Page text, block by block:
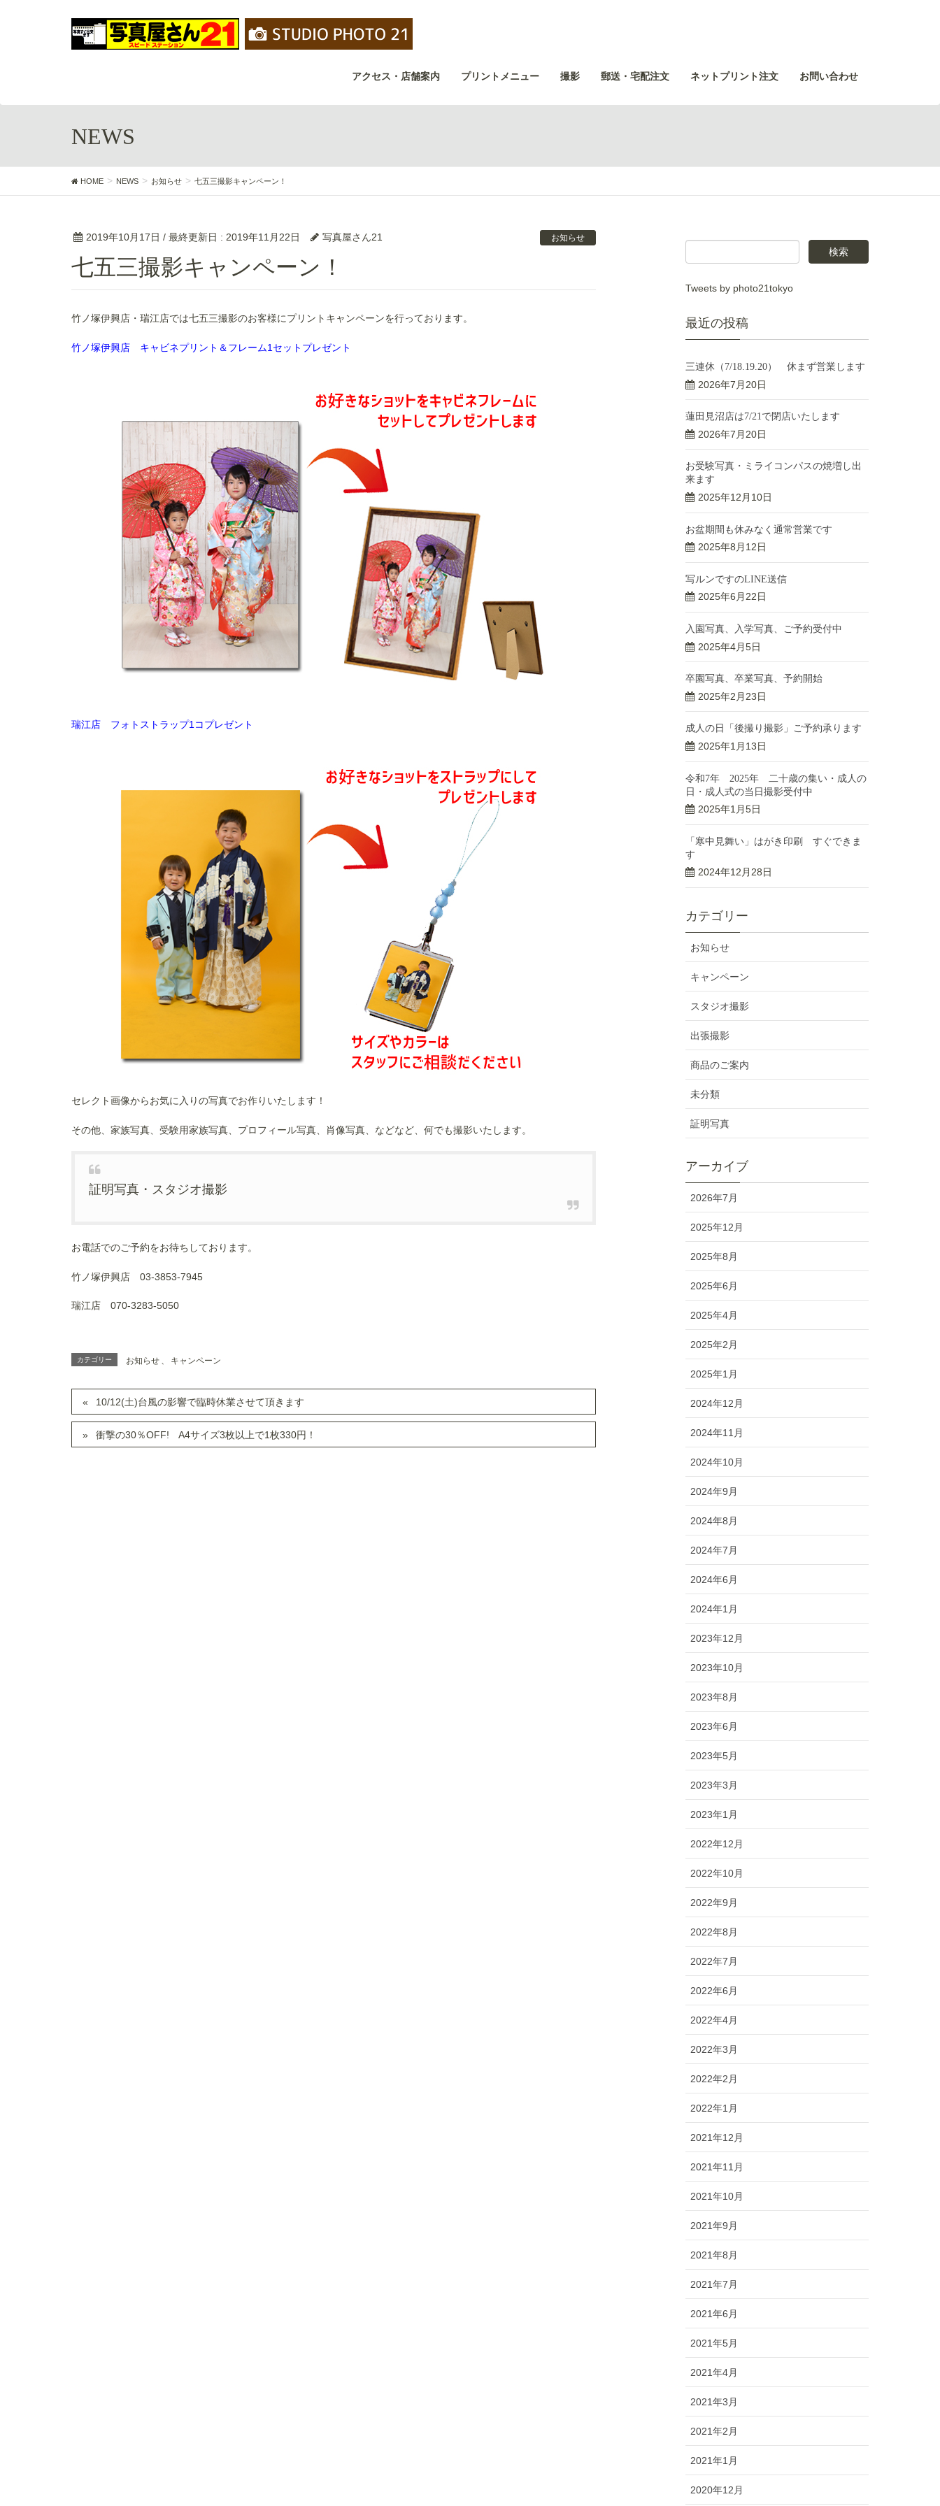
アクセス・店舗案内 プリントメニュー 撮影 郵送・宅配注文 ネットプリント注文 お問い合わせ
NEWS
HOME NEWS お知らせ 七五三撮影キャンペーン！
2019年10月17日 / 最終更新日 : 2019年11月22日 写真屋さん21 お知らせ
七五三撮影キャンペーン！
竹ノ塚伊興店・瑞江店では七五三撮影のお客様にプリントキャンペーンを行っております。
竹ノ塚伊興店 キャビネプリント＆フレーム1セットプレゼント
瑞江店 フォトストラップ1コプレゼント
セレクト画像からお気に入りの写真でお作りいたします！
その他、家族写真、受験用家族写真、プロフィール写真、肖像写真、などなど、何でも撮影いたします。
証明写真・スタジオ撮影
お電話でのご予約をお待ちしております。
竹ノ塚伊興店 03-3853-7945
瑞江店 070-3283-5050
カテゴリー お知らせ 、 キャンペーン
10/12(土)台風の影響で臨時休業させて頂きます
衝撃の30％OFF! A4サイズ3枚以上で1枚330円！
Tweets by photo21tokyo
最近の投稿
三連休（7/18.19.20） 休まず営業します
2026年7月20日
蓮田見沼店は7/21で閉店いたします
2026年7月20日
お受験写真・ミライコンパスの焼増し出
来ます
2025年12月10日
お盆期間も休みなく通常営業です
2025年8月12日
写ルンですのLINE送信
2025年6月22日
入園写真、入学写真、ご予約受付中
2025年4月5日
卒園写真、卒業写真、予約開始
2025年2月23日
成人の日「後撮り撮影」ご予約承ります
2025年1月13日
令和7年 2025年 二十歳の集い・成人の
日・成人式の当日撮影受付中
2025年1月5日
「寒中見舞い」はがき印刷 すぐできま
す
2024年12月28日
カテゴリー
お知らせ
キャンペーン
スタジオ撮影
出張撮影
商品のご案内
未分類
証明写真
アーカイブ
2026年7月
2025年12月
2025年8月
2025年6月
2025年4月
2025年2月
2025年1月
2024年12月
2024年11月
2024年10月
2024年9月
2024年8月
2024年7月
2024年6月
2024年1月
2023年12月
2023年10月
2023年8月
2023年6月
2023年5月
2023年3月
2023年1月
2022年12月
2022年10月
2022年9月
2022年8月
2022年7月
2022年6月
2022年4月
2022年3月
2022年2月
2022年1月
2021年12月
2021年11月
2021年10月
2021年9月
2021年8月
2021年7月
2021年6月
2021年5月
2021年4月
2021年3月
2021年2月
2021年1月
2020年12月